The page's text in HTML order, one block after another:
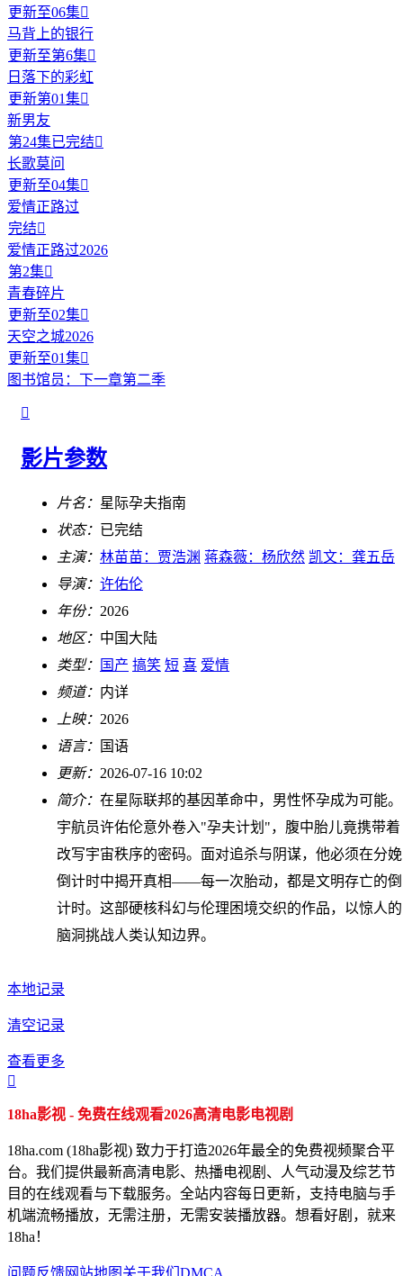
更新至06集
马背上的银行
更新至第6集
日落下的彩虹
更新第01集
新男友
第24集已完结
长歌莫问
更新至04集
爱情正路过
完结
爱情正路过2026
第2集
青春碎片
更新至02集
天空之城2026
更新至01集
图书馆员：下一章第二季

影片参数
片名： 星际孕夫指南
状态： 已完结
主演： 林苗苗：贾浩渊 蒋森薇：杨欣然 凯文：龚五岳
导演： 许佑伦
年份： 2026
地区： 中国大陆
类型：
国产 搞笑 短 喜 爱情
频道： 内详
上映： 2026
语言：
国语
更新： 2026-07-16 10:02
简介： 在星际联邦的基因革命中，男性怀孕成为可能。
宇航员许佑伦意外卷入"孕夫计划"，腹中胎儿竟携带着
改写宇宙秩序的密码。面对追杀与阴谋，他必须在分娩
倒计时中揭开真相——每一次胎动，都是文明存亡的倒
计时。这部硬核科幻与伦理困境交织的作品，以惊人的
脑洞挑战人类认知边界。
本地记录
清空记录
查看更多

18ha影视 - 免费在线观看2026高清电影电视剧
18ha.com (18ha影视) 致力于打造2026年最全的免费视频聚合平
台。我们提供最新高清电影、热播电视剧、人气动漫及综艺节
目的在线观看与下载服务。全站内容每日更新，支持电脑与手
机端流畅播放，无需注册，无需安装播放器。想看好剧，就来
18ha！
问题反馈网站地图 关于我们 DMCA